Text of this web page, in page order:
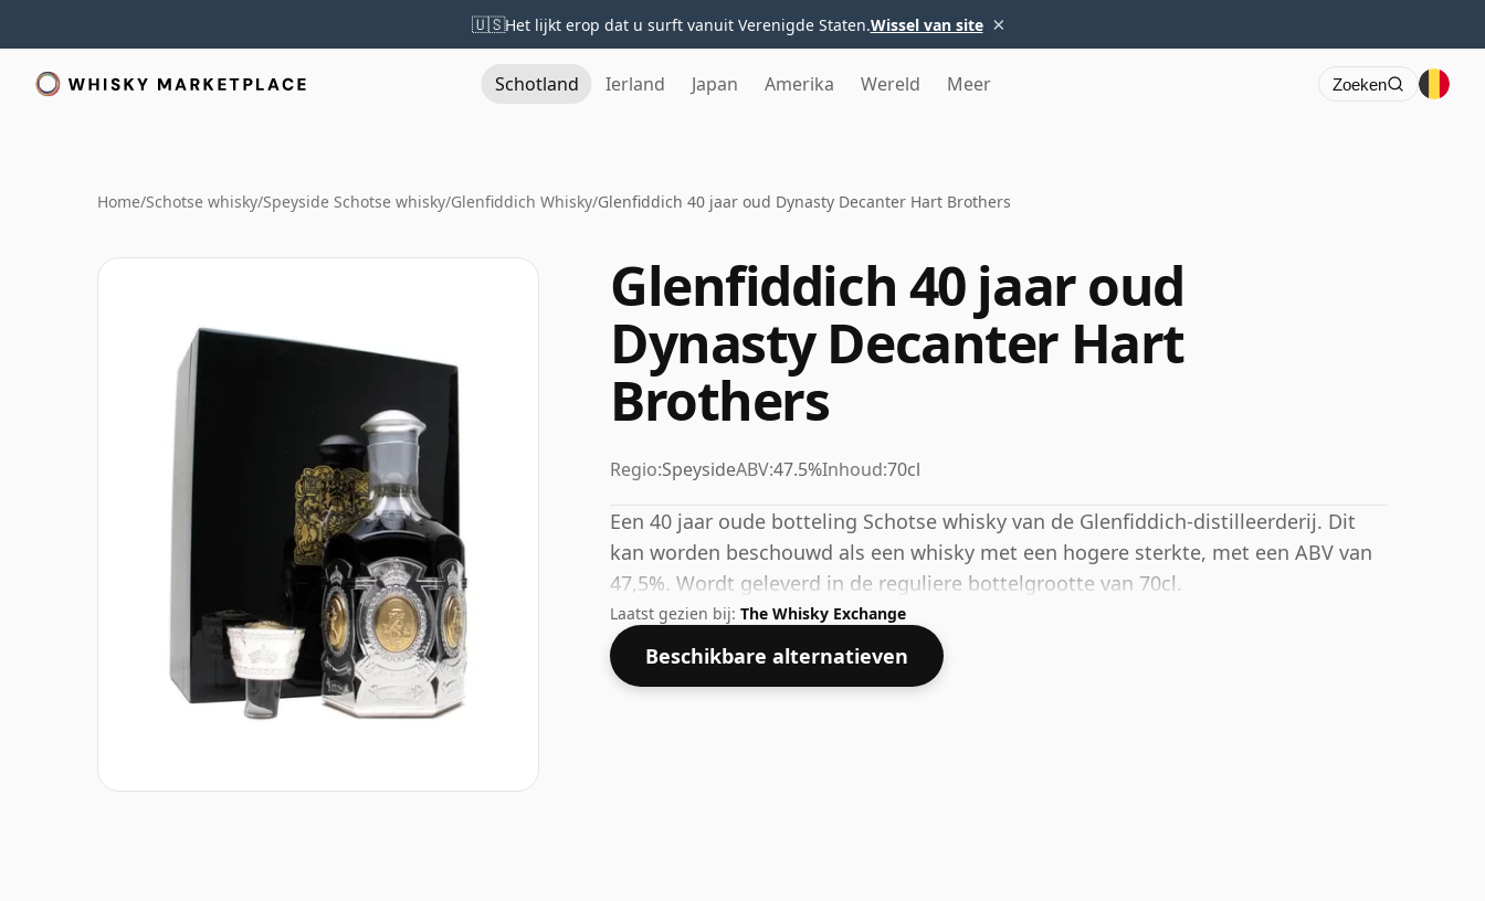
🇺🇸Het lijkt erop dat u surft vanuit Verenigde Staten.Wissel van site ×
Schotland Ierland Japan Amerika Wereld Meer Zoeken
Home/Schotse whisky/Speyside Schotse whisky/Glenfiddich Whisky/Glenfiddich 40 jaar oud Dynasty Decanter Hart Brothers
Glenfiddich 40 jaar oud
Dynasty Decanter Hart
Brothers
Regio:SpeysideABV:47.5%Inhoud:70cl
Een 40 jaar oude botteling Schotse whisky van de Glenfiddich-distilleerderij. Dit
kan worden beschouwd als een whisky met een hogere sterkte, met een ABV van
47,5%. Wordt geleverd in de reguliere bottelgrootte van 70cl.
Laatst gezien bij: The Whisky Exchange
Beschikbare alternatieven